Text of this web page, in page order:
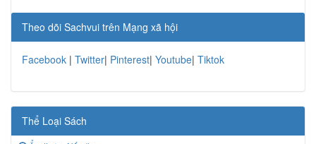
Theo dõi Sachvui trên Mạng xã hội
Facebook | Twitter| Pinterest| Youtube| Tiktok
Thể Loại Sách